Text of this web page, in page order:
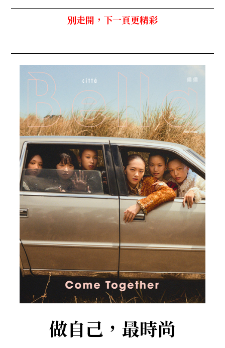
別走開，下一頁更精彩
做自己，最時尚